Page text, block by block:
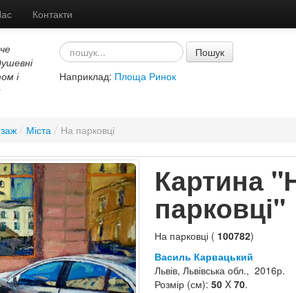
Контакти
і
Пошук
Наприклад: Площа Ринок
/ Міста / На парковці
Картина
парковці"
На парковці ( 100782)
Василь Карвацький
Львів, Львівська обл., 2016р.
Розмір (см): 50X 70.